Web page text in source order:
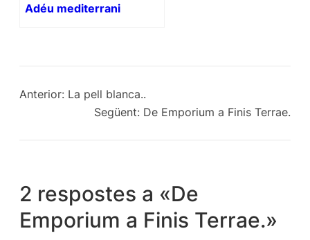
Adéu mediterrani
Anterior: La pell blanca..
Següent: De Emporium a Finis Terrae.
2 respostes a «De
Emporium a Finis Terrae.»